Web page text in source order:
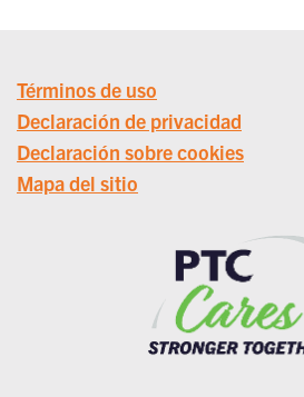
Términos de uso
Declaración de privacidad
Declaración sobre cookies
Mapa del sitio